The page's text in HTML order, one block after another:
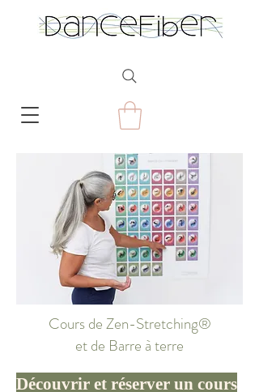
Cours de Ze​n-Stretching®
et de Barre à terre
Découvrir et réserver un cours